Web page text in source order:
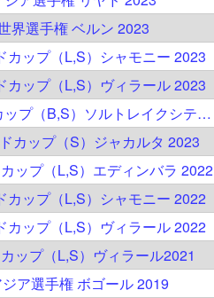
界選手権 ベルン 2023
ップ（L,S）シャモニー 2023
ップ（L,S）ヴィラール 2023
IFSC クライミング・ワールドカップ（B,S）ソルトレイクシティ 2023
カップ（S）ジャカルタ 2023
ップ（L,S）エディンバラ 2022
ップ（L,S）シャモニー 2022
カップ（L,S）ヴィラール 2022
ップ（L,S）ヴィラール2021
ア選手権 ボゴール 2019